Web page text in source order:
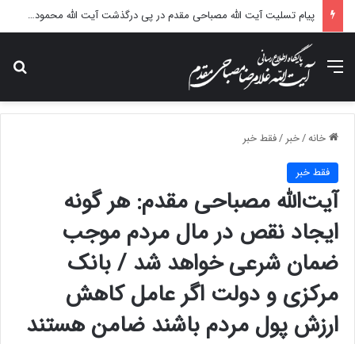
پیام تسلیت آیت الله مصباحی مقدم در پی درگذشت آیت الله محمودی گلپایگانی
منو
خانه/خبر /فقط خبر
فقط خبر
آیت‌الله مصباحی مقدم: هر گونه
ایجاد نقص در مال مردم موجب
ضمان شرعی خواهد شد / بانک
مرکزی و دولت اگر عامل کاهش
ارزش پول مردم باشند ضامن هستند